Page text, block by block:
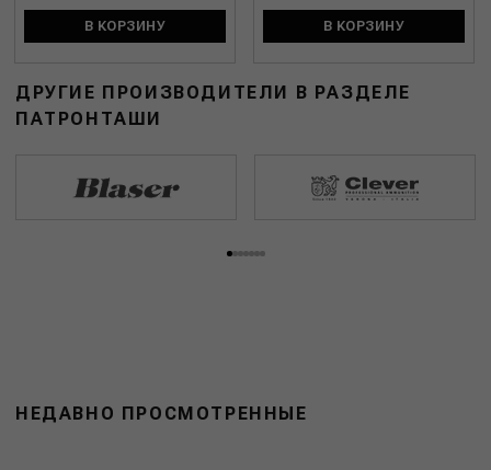
В КОРЗИНУ В КОРЗИНУ
ДРУГИЕ ПРОИЗВОДИТЕЛИ В РАЗДЕЛЕ
ПАТРОНТАШИ
НЕДАВНО ПРОСМОТРЕННЫЕ